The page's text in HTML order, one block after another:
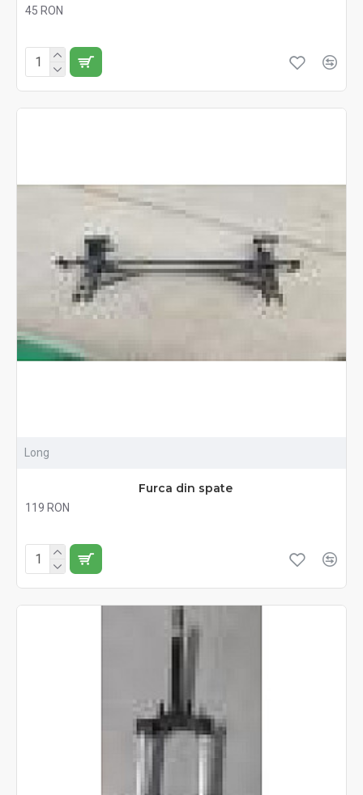
45 RON
Long
Furca din spate
119 RON